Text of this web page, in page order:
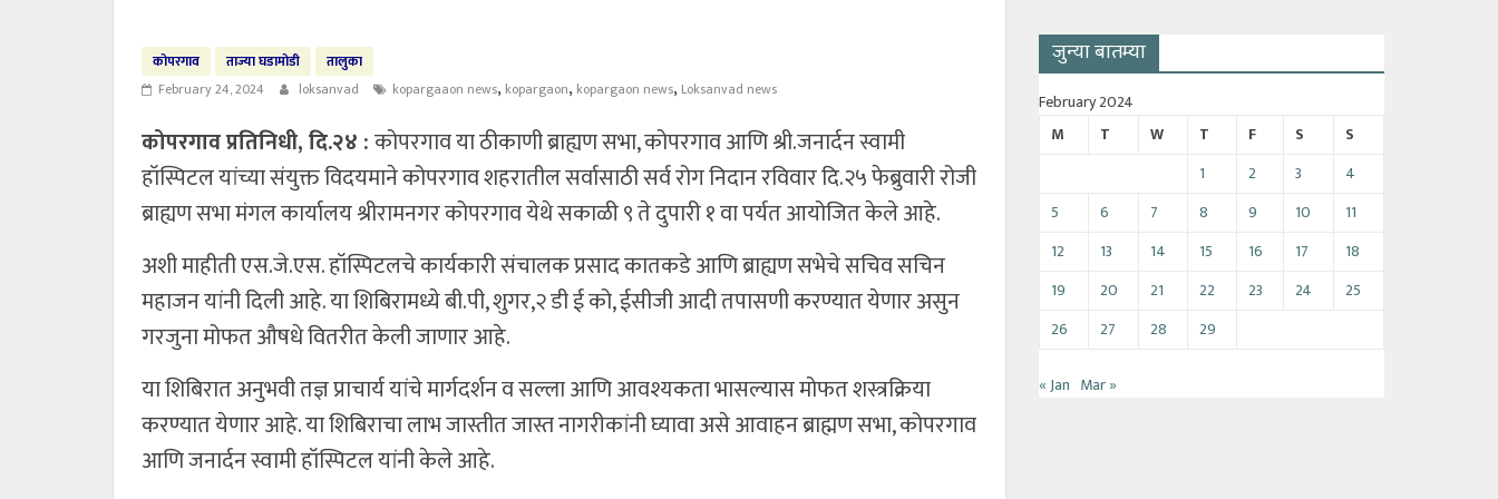
कोपरगाव ताज्या घडामोडी
तालुका
February 24, 2024
loksanvad kopargaaon news, kopargaon, kopargaon news, Loksanvad news
कोपरगाव प्रतिनिधी, दि.२४ :कोपरगाव या ठीकाणी ब्राह्यण सभा, कोपरगाव आणि श्री.जनार्दन स्वामी
हॉस्पिटल यांच्या संयुक्त विदयमाने कोपरगाव शहरातील सर्वासाठी सर्व रोग निदान रविवार दि.२५ फेब्रुवारी रोजी
ब्राह्यण सभा मंगल कार्यालय श्रीरामनगर कोपरगाव येथे सकाळी ९ ते दुपारी १ वा पर्यत आयोजित केले आहे.
अशी माहीती एस.जे.एस. हॉस्पिटलचे कार्यकारी संचालक प्रसाद कातकडे आणि ब्राह्यण सभेचे सचिव सचिन
महाजन यांनी दिली आहे. या शिबिरामध्ये बी.पी, शुगर,२ डी ई को, ईसीजी आदी तपासणी करण्यात येणार असुन
गरजुना मोफत औषधे वितरीत केली जाणार आहे.
या शिबिरात अनुभवी तज्ञ प्राचार्य यांचे मार्गदर्शन व सल्ला आणि आवश्यकता भासल्यास मोफत शस्त्रक्रिया
करण्यात येणार आहे. या शिबिराचा लाभ जास्तीत जास्त नागरीकांनी घ्यावा असे आवाहन ब्राह्मण सभा, कोपरगाव
आणि जनार्दन स्वामी हॉस्पिटल यांनी केले आहे.
जुन्या बातम्या
February 2024
M
T W T F S
S
1
2 3
4
5
6 7 8 9 10
11
12
13 14 15 16 17
18
19
20 21 22 23 24
25
26
27 28 29
« Jan Mar »